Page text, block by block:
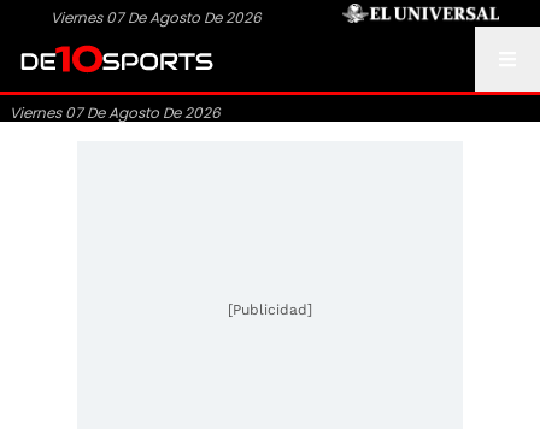
Viernes 07 De Agosto De 2026
Viernes 07 De Agosto De 2026
[Publicidad]